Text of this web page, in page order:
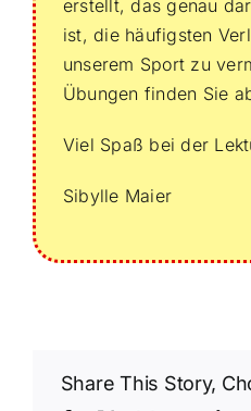
erstellt, das genau
ist, die häufigsten
unserem Sport zu
Übungen finden Sie
Viel Spaß bei der
Sibylle Maier
Share This Story,